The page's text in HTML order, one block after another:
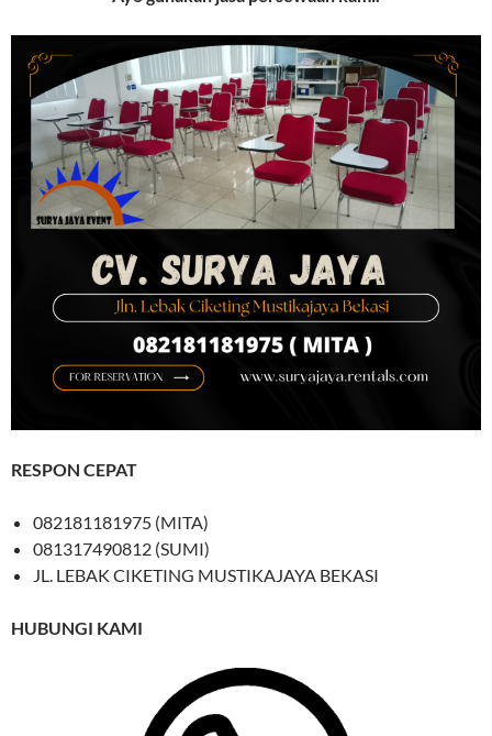
RESPON CEPAT
082181181975 (MITA)
081317490812 (SUMI)
JL. LEBAK CIKETING MUSTIKAJAYA BEKASI
HUBUNGI KAMI